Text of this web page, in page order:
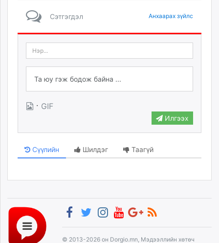
Сэтгэгдэл Анхаарах зүйлс
· GIF
Илгээх
Сүүлийн Шилдэг Таагүй
© 2013-2026 он Dorgio.mn, Мэдээллийн хөтөч